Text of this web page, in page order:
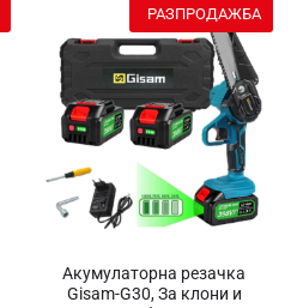
Акумулаторна резачка
Gisam-G30, За клони и
РАЗПРОДАЖБА